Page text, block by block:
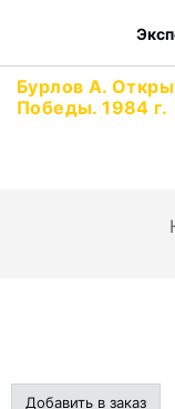
Бурлов А.
Победы. 1984 г.
Добавить в заказ